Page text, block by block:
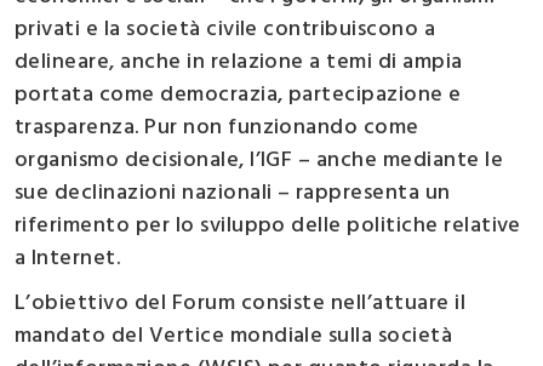
privati e la società civile contribuiscono a
delineare, anche in relazione a temi di ampia
portata come democrazia, partecipazione e
trasparenza. Pur non funzionando come
organismo decisionale, l’IGF – anche mediante le
sue declinazioni nazionali – rappresenta un
riferimento per lo sviluppo delle politiche relative
a Internet.
L’obiettivo del Forum consiste nell’attuare il
mandato del Vertice mondiale sulla società